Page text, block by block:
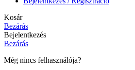
Kosár
Bezárás
Bejelentkezés
Bezárás
Még nincs felhasználója?